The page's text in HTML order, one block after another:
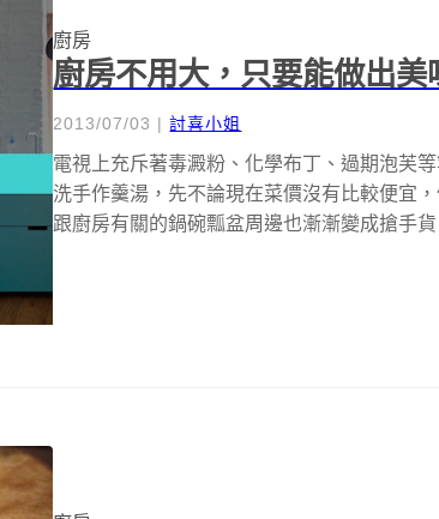
廚房
廚房不用大，只要能做出
2013/07/03 |討喜小姐
電視上充斥著毒澱粉、化學布丁、過期泡芙
洗手作羹湯，先不論現在菜價沒有比較便宜
跟廚房有關的鍋碗瓢盆周邊也漸漸變成搶手